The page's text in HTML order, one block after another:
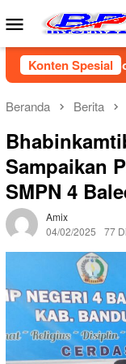
ke
Menu
Mobile
Konten Spesial
Cirebon Bongkar
Beranda Berita
Sampaikan
SMPN 4
Amix
04/02/2025
77